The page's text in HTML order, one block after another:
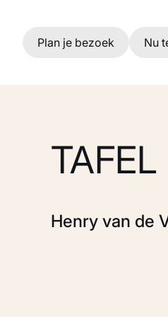
Ga naar hoofdinhoud
Plan je bezoek Nu
TAFEL
Henry van de